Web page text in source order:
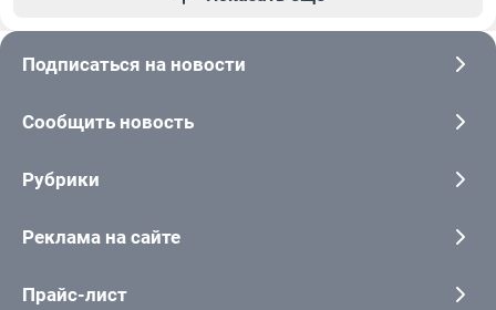
Подписаться на новости
Сообщить новость
Рубрики
Реклама на сайте
Прайс-лист